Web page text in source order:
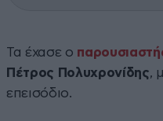
Τα έχασε ο
Πέτρος Πολυχρονίδης,
επεισόδιο.